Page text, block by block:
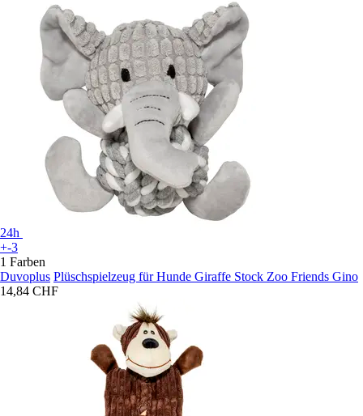
24h
+-3
1 Farben
Duvoplus Plüschspielzeug für Hunde Giraffe Stock Zoo Friends Gino
14,84 CHF